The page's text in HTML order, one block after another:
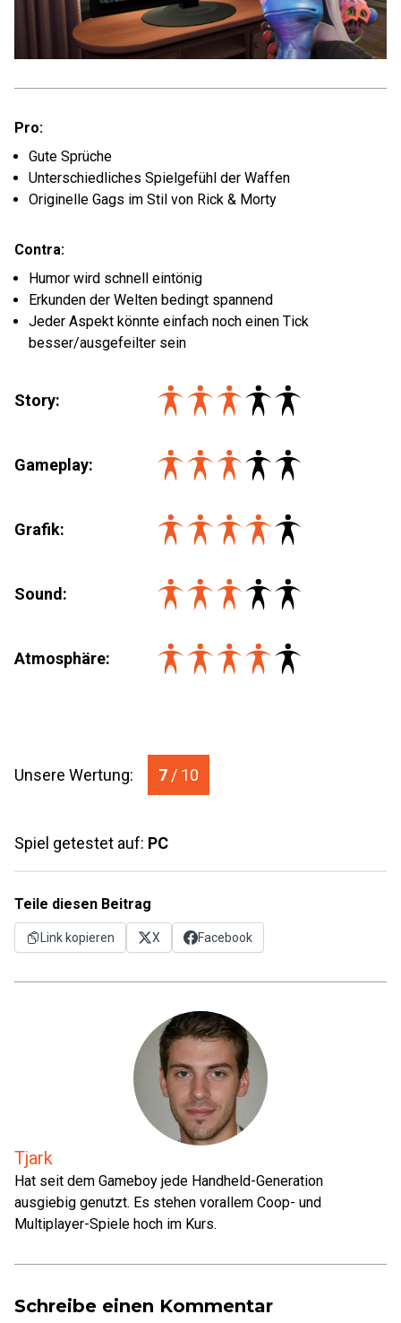
Pro:
Gute Sprüche
Unterschiedliches Spielgefühl der Waffen
Originelle Gags im Stil von Rick & Morty
Contra:
Humor wird schnell eintönig
Erkunden der Welten bedingt spannend
Jeder Aspekt könnte einfach noch einen Tick
besser/ausgefeilter sein
Story:
Gameplay:
Grafik:
Sound:
Atmosphäre:
Unsere Wertung: 7 / 10
Spiel getestet auf: PC
Teile diesen Beitrag
Link kopieren X Facebook
Tjark
Hat seit dem Gameboy jede Handheld-Generation
ausgiebig genutzt. Es stehen vorallem Coop- und
Multiplayer-Spiele hoch im Kurs.
Schreibe einen Kommentar